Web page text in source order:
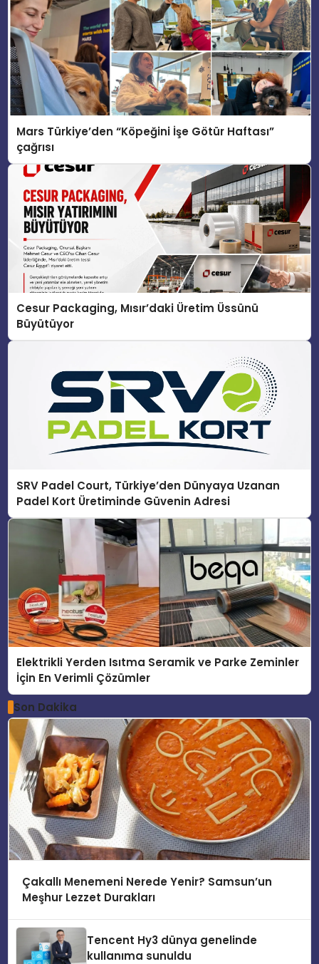
Mars Türkiye’den “Köpeğini İşe Götür Haftası”
çağrısı
Cesur Packaging, Mısır’daki Üretim Üssünü
Büyütüyor
SRV Padel Court, Türkiye’den Dünyaya Uzanan
Padel Kort Üretiminde Güvenin Adresi
Elektrikli Yerden Isıtma Seramik ve Parke Zeminler
İçin En Verimli Çözümler
Son Dakika
Çakallı Menemeni Nerede Yenir? Samsun’un
Meşhur Lezzet Durakları
Tencent Hy3 dünya genelinde
kullanıma sunuldu